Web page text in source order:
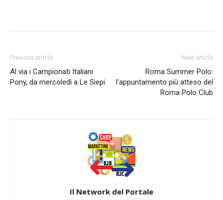
Previous article
Al via i Campionati Italiani
Pony, da mercoledì a Le Siepi
Next article
Roma Summer Polo:
l’appuntamento più atteso del
Roma Polo Club
Il Network del Portale